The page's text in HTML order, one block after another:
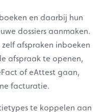
en daarbij hun
dossiers aanmaken.
afspraken inboeken
afspraak te openen,
of eAttest gaan,
facturatie.
te koppelen aan